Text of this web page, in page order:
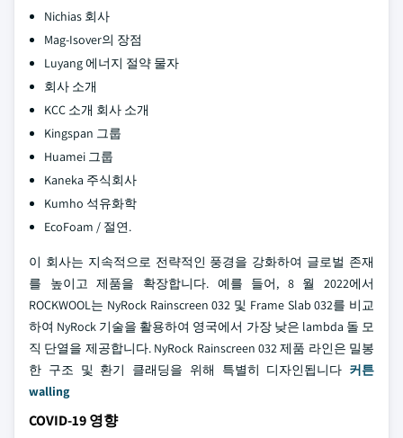
Nichias 회사
Mag-Isover의 장점
Luyang 에너지 절약 물자
회사 소개
KCC 소개 회사 소개
Kingspan 그룹
Huamei 그룹
Kaneka 주식회사
Kumho 석유화학
EcoFoam / 절연.
이 회사는 지속적으로 전략적인 풍경을 강화하여 글로벌 존재
를 높이고 제품을 확장합니다. 예를 들어, 8 월 2022에서
ROCKWOOL는 NyRock Rainscreen 032 및 Frame Slab 032를 비교
하여 NyRock 기술을 활용하여 영국에서 가장 낮은 lambda 돌 모
직 단열을 제공합니다. NyRock Rainscreen 032 제품 라인은 밀봉
한 구조 및 환기 클래딩을 위해 특별히 디자인됩니다 커튼
walling
COVID-19 영향